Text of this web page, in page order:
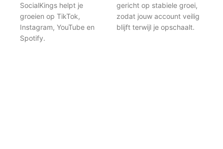
SocialKings helpt je
groeien op TikTok,
Instagram, YouTube en
Spotify.
gericht op stabiele groei,
zodat jouw account veilig
blijft terwijl je opschaalt.